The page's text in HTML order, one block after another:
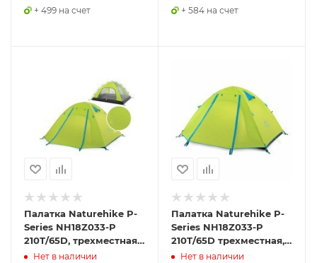
+ 499 на счет + 584 на счет
Палатка Naturehike P-
Series NH18Z033-P
210T/65D, трехместная,
светло-зеленая,
Нет в наличии
Палатка Naturehike P-
Series NH18Z033-P
210T/65D трехместная,
зеленая 3,
Нет в наличии